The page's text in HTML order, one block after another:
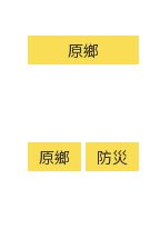
原鄉
原鄉 防災